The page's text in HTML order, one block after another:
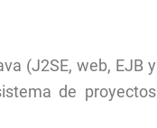
(J2SE, web, EJB y
de proyectos